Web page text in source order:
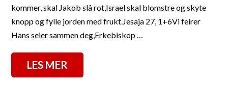
kommer, skal Jakob slå rot,Israel skal blomstre og skyte
knopp og fylle jorden med frukt.Jesaja 27, 1+6Vi feirer
Hans seier sammen deg,Erkebiskop …
LES MER